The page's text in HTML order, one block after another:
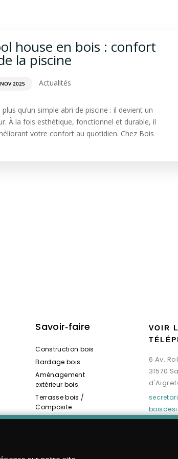
house en bois : confort
la piscine
2025 Actualités
qu’un simple abri de piscine : il devient un
À la fois esthétique, fonctionnel et durable, il
votre confort au quotidien. Chez Bois
Savoir‑faire
Construction bois
Bardage bois
Aménagement
extérieur bois
Terrasse bois /
Composite
Spas / Saunas bois
VOIR
6 Av.
31570